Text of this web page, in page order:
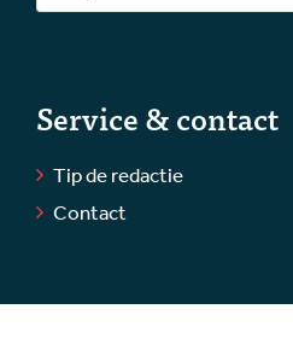
Service & contact
Tip de redactie
Contact